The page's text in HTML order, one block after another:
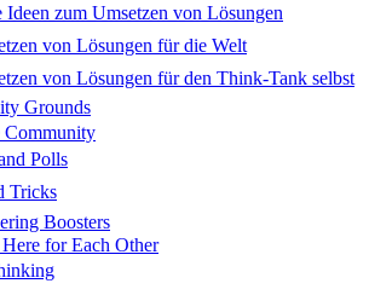
zum Umsetzen von Lösungen
von Lösungen für die Welt
von Lösungen für den Think-Tank selbst
Grounds
Polls
Tricks
Boosters
for Each Other